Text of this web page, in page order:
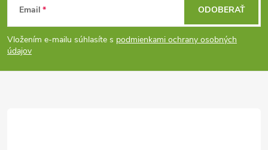
á
p
Email
Vložením e-mailu súhlasíte s podmienkami ochrany osobných
údajov
ODOBERAŤ